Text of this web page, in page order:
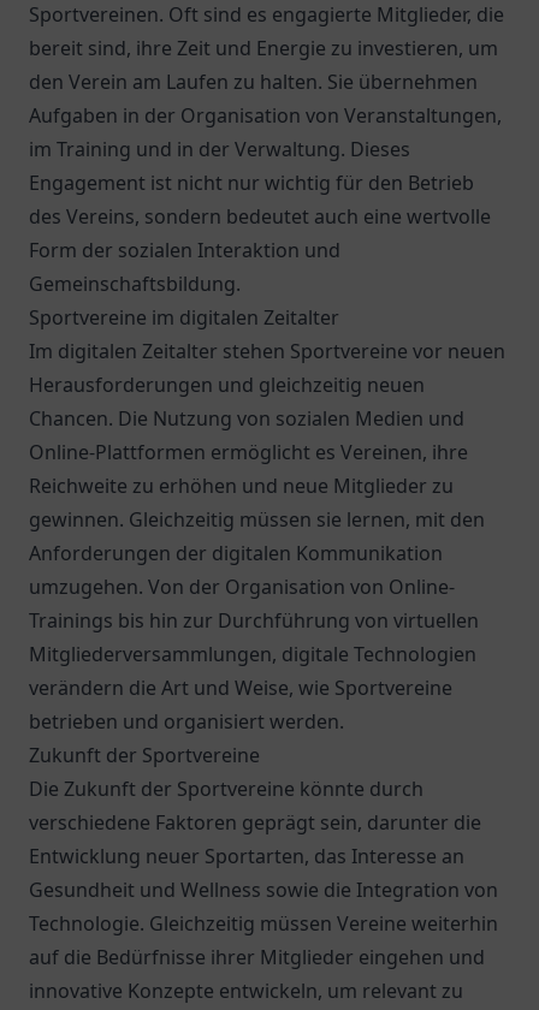
Sportvereinen. Oft sind es engagierte Mitglieder, die
bereit sind, ihre Zeit und Energie zu investieren, um
den Verein am Laufen zu halten. Sie übernehmen
Aufgaben in der Organisation von Veranstaltungen,
im Training und in der Verwaltung. Dieses
Engagement ist nicht nur wichtig für den Betrieb
des Vereins, sondern bedeutet auch eine wertvolle
Form der sozialen Interaktion und
Gemeinschaftsbildung.
Sportvereine im digitalen Zeitalter
Im digitalen Zeitalter stehen Sportvereine vor neuen
Herausforderungen und gleichzeitig neuen
Chancen. Die Nutzung von sozialen Medien und
Online-Plattformen ermöglicht es Vereinen, ihre
Reichweite zu erhöhen und neue Mitglieder zu
gewinnen. Gleichzeitig müssen sie lernen, mit den
Anforderungen der digitalen Kommunikation
umzugehen. Von der Organisation von Online-
Trainings bis hin zur Durchführung von virtuellen
Mitgliederversammlungen, digitale Technologien
verändern die Art und Weise, wie Sportvereine
betrieben und organisiert werden.
Zukunft der Sportvereine
Die Zukunft der Sportvereine könnte durch
verschiedene Faktoren geprägt sein, darunter die
Entwicklung neuer Sportarten, das Interesse an
Gesundheit und Wellness sowie die Integration von
Technologie. Gleichzeitig müssen Vereine weiterhin
auf die Bedürfnisse ihrer Mitglieder eingehen und
innovative Konzepte entwickeln, um relevant zu